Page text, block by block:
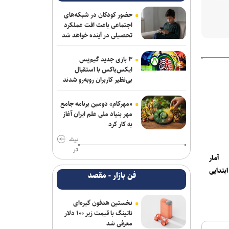
آمار
تکذیب شایعه معافیت سربازان فراری
اعزام ۱۳۰ هزار زائر اربعین از پایانه‌های
مسافربری شهر تهران
اتوبوس‌های رایگان شرکت واحد برای
بازگشت زائران اربعین
رسیدگی به پرونده کلاهبرداری یک شرکت
مهاجرتی با حدود ۳۰۰ شاکی در دادسرای
تهران
دادگاه پرونده کثیرالشاکی شرکت تات موتور
تاک با ۲۹۷۹ نفر شاکی برگزار شد
ستاد حقوق بشر: روز حقوق بشر اسلامی
نماد مقاومت در برابر غرب است
سیگار مهم‌ترین دروازه ورود به مصرف مواد
مخدر است
حضور کودکان در شبکه‌های
اجتماعی باعث افت عملکرد
تحصیلی در آینده خواهد شد
۳ بازی جدید گیم‌پس
ایکس‌باکس با استقبال
بی‌نظیر کاربران روبه‌رو شدند
«مهرکام» دومین برنامه جامع
مهر بنیاد ملی علم ایران آغاز
به کار کرد
بیش
تر
فن بازار - مقصد
نخستین هدفون گیره‌ای
ناتینگ با قیمت زیر ۱۰۰ دلار
معرفی شد